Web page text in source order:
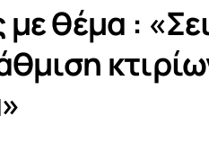
θέμα :